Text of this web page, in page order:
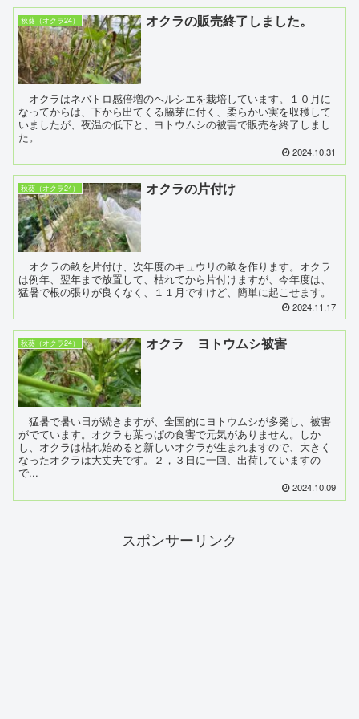
秋葵（オクラ24） オクラの販売終了しました。
オクラはネバトロ感倍増のヘルシエを栽培しています。１０月に
なってからは、下から出てくる脇芽に付く、柔らかい実を収穫して
いましたが、夜温の低下と、ヨトウムシの被害で販売を終了しまし
た。
2024.10.31
秋葵（オクラ24） オクラの片付け
オクラの畝を片付け、次年度のキュウリの畝を作ります。オクラ
は例年、翌年まで放置して、枯れてから片付けますが、今年度は、
猛暑で根の張りが良くなく、１１月ですけど、簡単に起こせます。
2024.11.17
秋葵（オクラ24） オクラ ヨトウムシ被害
猛暑で暑い日が続きますが、全国的にヨトウムシが多発し、被害
がでています。オクラも葉っぱの食害で元気がありません。しか
し、オクラは枯れ始めると新しいオクラが生まれますので、大きく
なったオクラは大丈夫です。２，３日に一回、出荷していますの
で...
2024.10.09
スポンサーリンク